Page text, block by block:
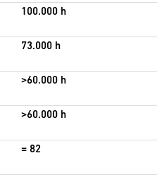
100.000 h
73.000 h
>60.000 h
>60.000 h
= 82